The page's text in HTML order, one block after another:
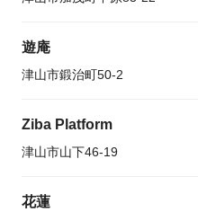
遊庵
津山市鍛治町50-2
Ziba Platform
津山市山下46-19
花蓮